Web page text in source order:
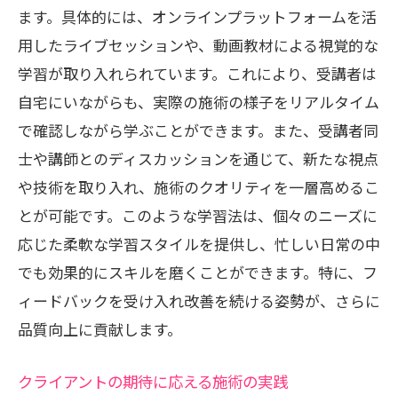
ます。具体的には、オンラインプラットフォームを活
用したライブセッションや、動画教材による視覚的な
学習が取り入れられています。これにより、受講者は
自宅にいながらも、実際の施術の様子をリアルタイム
で確認しながら学ぶことができます。また、受講者同
士や講師とのディスカッションを通じて、新たな視点
や技術を取り入れ、施術のクオリティを一層高めるこ
とが可能です。このような学習法は、個々のニーズに
応じた柔軟な学習スタイルを提供し、忙しい日常の中
でも効果的にスキルを磨くことができます。特に、フ
ィードバックを受け入れ改善を続ける姿勢が、さらに
品質向上に貢献します。
クライアントの期待に応える施術の実践